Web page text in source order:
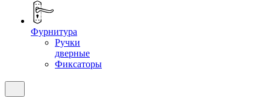
Фурнитура
Ручки
дверные
Фиксаторы